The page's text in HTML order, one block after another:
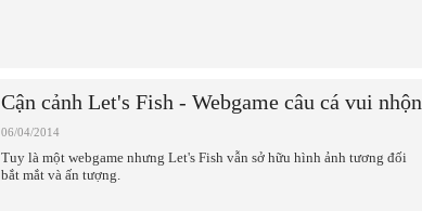
Cận cảnh Let's Fish - Webgame câu cá vui nhộn
06/04/2014
Tuy là một webgame nhưng Let's Fish vẫn sở hữu hình ảnh tương đối
bắt mắt và ấn tượng.